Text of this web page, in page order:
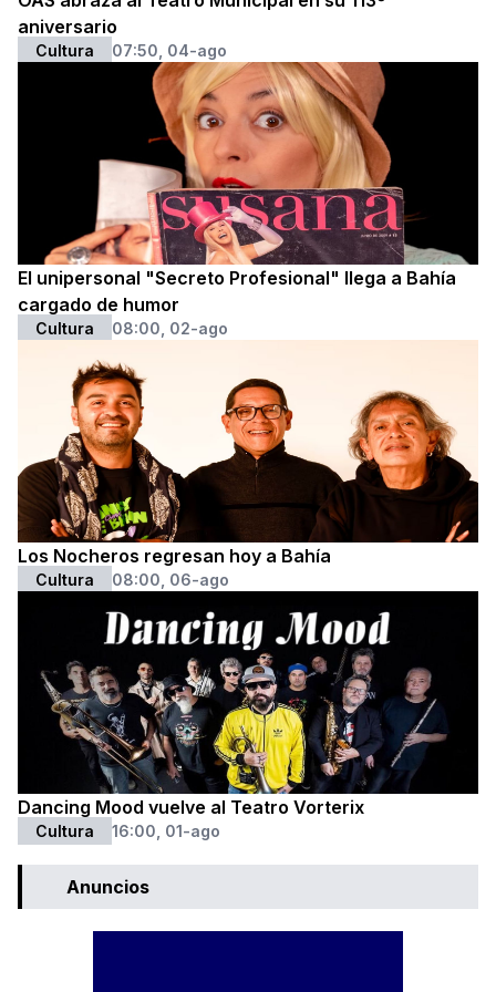
aniversario
Cultura 07:50, 04-ago
El unipersonal "Secreto Profesional" llega a Bahía
cargado de humor
Cultura 08:00, 02-ago
Los Nocheros regresan hoy a Bahía
Cultura 08:00, 06-ago
Dancing Mood vuelve al Teatro Vorterix
Cultura 16:00, 01-ago
Anuncios